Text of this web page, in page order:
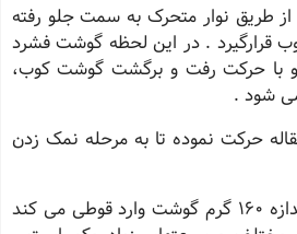
طریق نوار متحرک به سمت جلو رفته
قرارگیرد . در این لحظه گوشت فشرد
و با حرکت رفت و برگشت گوشت کوب،
شود .
حرکت نموده تا به مرحله نمک زدن
دستگاه قوطى پرکن به اندازه 160 گرم گوشت وارد قوطى مى کند